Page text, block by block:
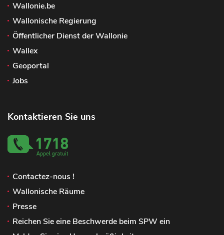
Wallonie.be
Wallonische Regierung
Öffentlicher Dienst der Wallonie
Wallex
Geoportal
Jobs
Kontaktieren Sie uns
Contactez-nous !
Wallonische Räume
Presse
Reichen Sie eine Beschwerde beim SPW ein